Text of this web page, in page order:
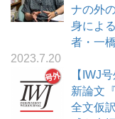
ナの外
身によ
者・一
2023.7.20
【IWJ
新論文
全文仮